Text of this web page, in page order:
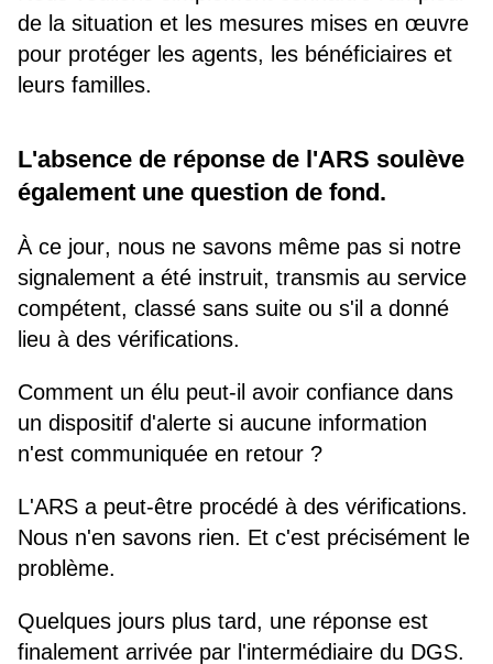
de la situation et les mesures mises en œuvre
pour protéger les agents, les bénéficiaires et
leurs familles.
L'absence de réponse de l'ARS soulève
également une question de fond.
À ce jour, nous ne savons même pas si notre
signalement a été instruit, transmis au service
compétent, classé sans suite ou s'il a donné
lieu à des vérifications.
Comment un élu peut-il avoir confiance dans
un dispositif d'alerte si aucune information
n'est communiquée en retour ?
L'ARS a peut-être procédé à des vérifications.
Nous n'en savons rien. Et c'est précisément le
problème.
Quelques jours plus tard, une réponse est
finalement arrivée par l'intermédiaire du DGS.